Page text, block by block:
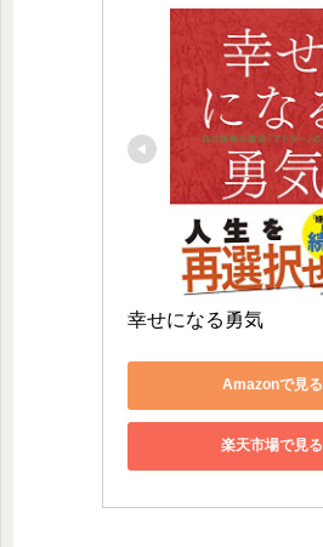
幸せになる勇気
Amazonで見る
楽天市場で見る